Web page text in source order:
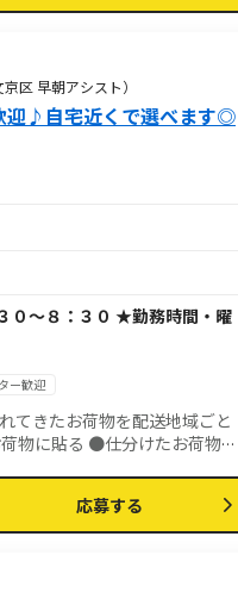
区 早朝アシスト）
迎♪自宅近くで選べます◎
０～８：３０ ★勤務時間・曜
ー歓迎
物に貼る ●仕分けたお荷物を
応募する